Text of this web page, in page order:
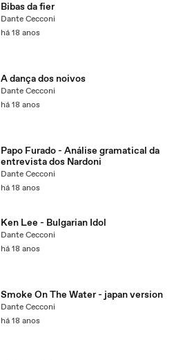
Bibas da fier
Dante Cecconi
há 18 anos
A dança dos noivos
Dante Cecconi
há 18 anos
Papo Furado - Análise gramatical da
entrevista dos Nardoni
Dante Cecconi
há 18 anos
Ken Lee - Bulgarian Idol
Dante Cecconi
há 18 anos
Smoke On The Water - japan version
Dante Cecconi
há 18 anos